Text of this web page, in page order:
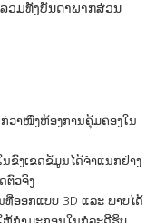
ວມທັງບັນດາພາກສ່ວນ
ວາໜຶ່ງຫ້ອງການຄຸ້ມຄອງໃນ
ຂົງເຂດຂໍ້ມູນໄດ້ຈໍາແນກຢ່າງ
ຕົວຈິງ
ອອກແບບ 3D ແລະ ພາບໄດ້
ຫ້ກໍາມະກອນໃນກໍລະດີຮິບ